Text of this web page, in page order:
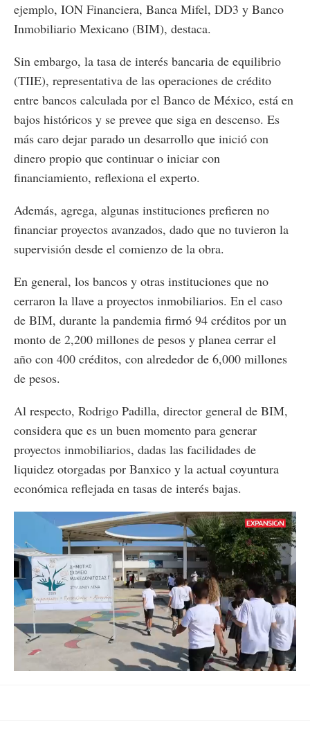
ejemplo, ION Financiera, Banca Mifel, DD3 y Banco
Inmobiliario Mexicano (BIM), destaca.
Sin embargo, la tasa de interés bancaria de equilibrio
(TIIE), representativa de las operaciones de crédito
entre bancos calculada por el Banco de México, está en
bajos históricos y se prevee que siga en descenso. Es
más caro dejar parado un desarrollo que inició con
dinero propio que continuar o iniciar con
financiamiento, reflexiona el experto.
Además, agrega, algunas instituciones prefieren no
financiar proyectos avanzados, dado que no tuvieron la
supervisión desde el comienzo de la obra.
En general, los bancos y otras instituciones que no
cerraron la llave a proyectos inmobiliarios. En el caso
de BIM, durante la pandemia firmó 94 créditos por un
monto de 2,200 millones de pesos y planea cerrar el
año con 400 créditos, con alrededor de 6,000 millones
de pesos.
Al respecto, Rodrigo Padilla, director general de BIM,
considera que es un buen momento para generar
proyectos inmobiliarios, dadas las facilidades de
liquidez otorgadas por Banxico y la actual coyuntura
económica reflejada en tasas de interés bajas.
Loaded:
88.14%